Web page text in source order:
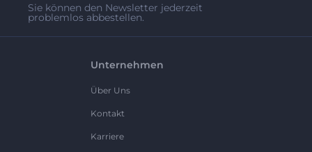
Sie können den Newsletter jederzeit
problemlos abbestellen.
Unternehmen
Über Uns
Kontakt
Karriere